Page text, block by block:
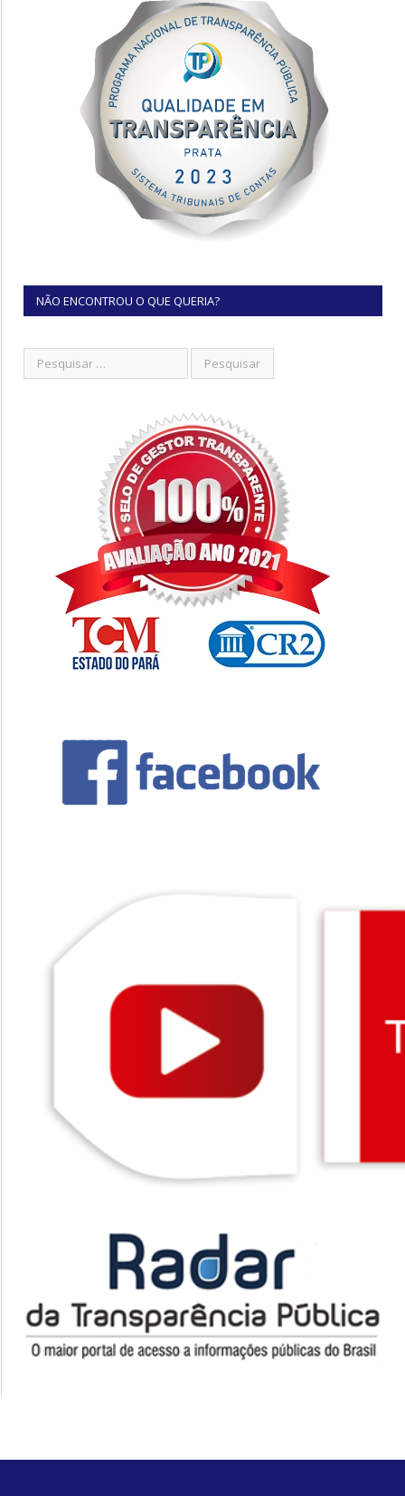
NÃO ENCONTROU O QUE QUERIA?